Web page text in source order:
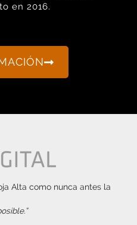
en 2016.
Alta como nunca antes la